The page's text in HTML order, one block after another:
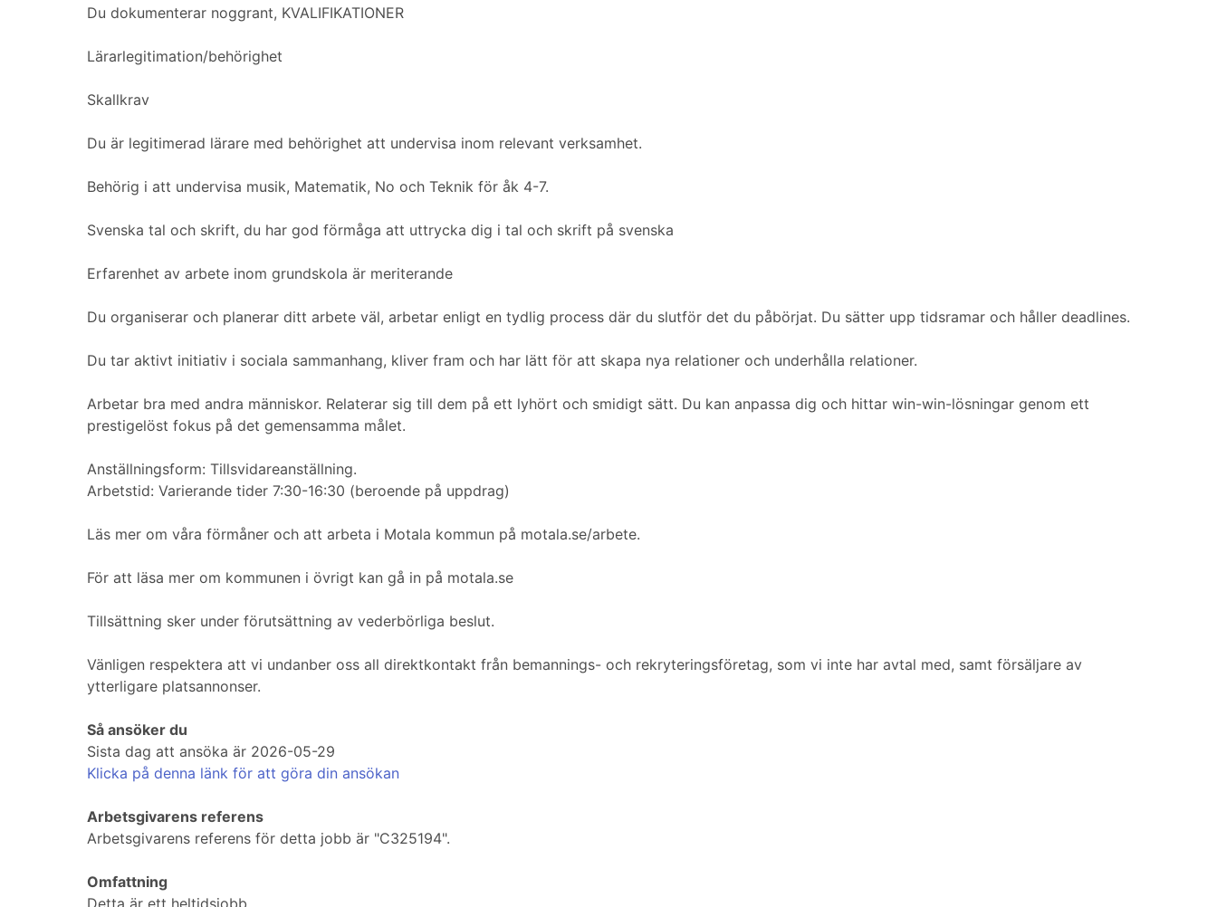
Du dokumenterar noggrant, KVALIFIKATIONER
Lärarlegitimation/behörighet
Skallkrav
Du är legitimerad lärare med behörighet att undervisa inom relevant verksamhet.
Behörig i att undervisa musik, Matematik, No och Teknik för åk 4-7.
Svenska tal och skrift, du har god förmåga att uttrycka dig i tal och skrift på svenska
Erfarenhet av arbete inom grundskola är meriterande
Du organiserar och planerar ditt arbete väl, arbetar enligt en tydlig process där du slutför det du påbörjat. Du sätter upp tidsramar och håller deadlines.
Du tar aktivt initiativ i sociala sammanhang, kliver fram och har lätt för att skapa nya relationer och underhålla relationer.
Arbetar bra med andra människor. Relaterar sig till dem på ett lyhört och smidigt sätt. Du kan anpassa dig och hittar win-win-lösningar genom ett
prestigelöst fokus på det gemensamma målet.
Anställningsform: Tillsvidareanställning.
Arbetstid: Varierande tider 7:30-16:30 (beroende på uppdrag)
Läs mer om våra förmåner och att arbeta i Motala kommun på motala.se/arbete.
För att läsa mer om kommunen i övrigt kan gå in på motala.se
Tillsättning sker under förutsättning av vederbörliga beslut.
Vänligen respektera att vi undanber oss all direktkontakt från bemannings- och rekryteringsföretag, som vi inte har avtal med, samt försäljare av
ytterligare platsannonser.
Så ansöker du
Sista dag att ansöka är 2026-05-29
Klicka på denna länk för att göra din ansökan
Arbetsgivarens referens
Arbetsgivarens referens för detta jobb är "C325194".
Omfattning